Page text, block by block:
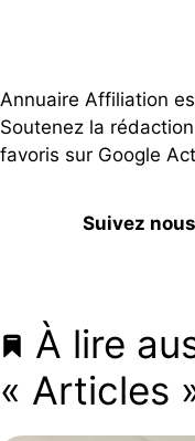
Annuaire Affiliation
Soutenez la
favoris sur Google
Suivez
À lire
« Articles